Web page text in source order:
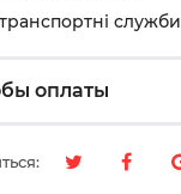
служби
оплаты